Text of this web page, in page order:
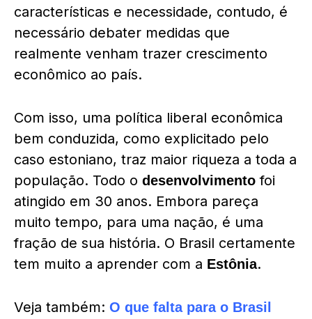
características e necessidade, contudo, é
necessário debater medidas que
realmente venham trazer crescimento
econômico ao país.
Com isso, uma política liberal econômica
bem conduzida, como explicitado pelo
caso estoniano, traz maior riqueza a toda a
população. Todo o desenvolvimento foi
atingido em 30 anos. Embora pareça
muito tempo, para uma nação, é uma
fração de sua história. O Brasil certamente
tem muito a aprender com a Estônia.
Veja também: O que falta para o Brasil